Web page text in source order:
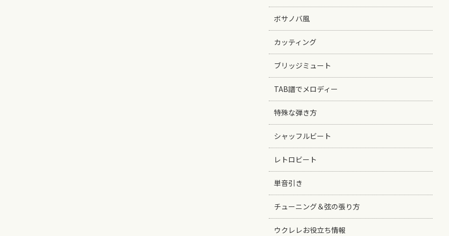
ボサノバ風
カッティング
ブリッジミュート
TAB譜でメロディー
特殊な弾き方
シャッフルビート
レトロビート
単音引き
チューニング＆弦の張り方
ウクレレお役立ち情報